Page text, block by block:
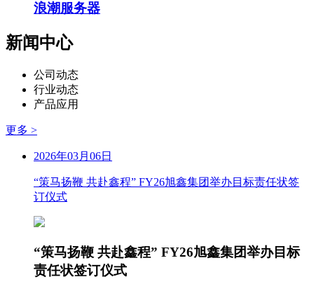
浪潮服务器
新闻中心
公司动态
行业动态
产品应用
更多 >
2026年03月06日
“策马扬鞭 共赴鑫程” FY26旭鑫集团举办目标责任状签
订仪式
“策马扬鞭 共赴鑫程” FY26旭鑫集团举办目标
责任状签订仪式